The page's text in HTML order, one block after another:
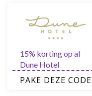
groepsreizen
15% korting op al
Dune Hotel
familiekamers
PAKE DEZE CODE